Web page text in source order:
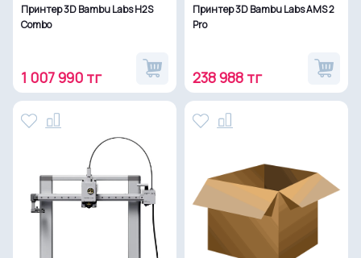
Принтер 3D Bambu Labs H2S
Combo
1 007 990 тг
Принтер 3D Bambu Labs AMS 2
Pro
238 988 тг